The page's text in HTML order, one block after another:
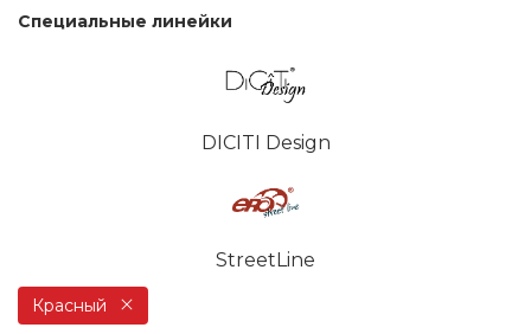
Специальные линейки
DICITI Design
StreetLine
Красный